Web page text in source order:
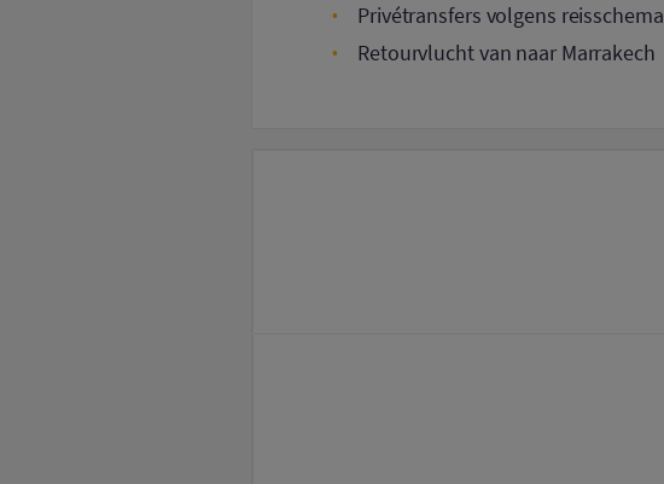
Privétransfers volgens reisschema
Retourvlucht van naar Marrakech